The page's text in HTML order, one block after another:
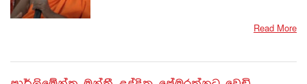
Read More